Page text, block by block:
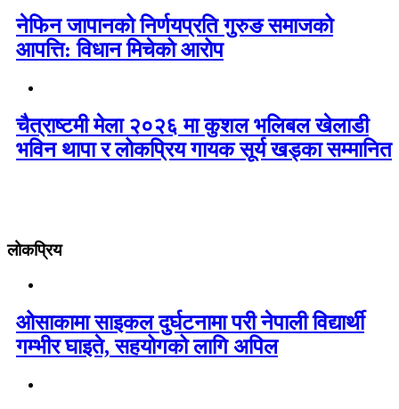
नेफिन जापानको निर्णयप्रति गुरुङ समाजको
आपत्ति: विधान मिचेको आरोप
चैत्राष्टमी मेला २०२६ मा कुशल भलिबल खेलाडी
भविन थापा र लोकप्रिय गायक सूर्य खड्का सम्मानित
लोकप्रिय
ओसाकामा साइकल दुर्घटनामा परी नेपाली विद्यार्थी
गम्भीर घाइते, सहयोगको लागि अपिल